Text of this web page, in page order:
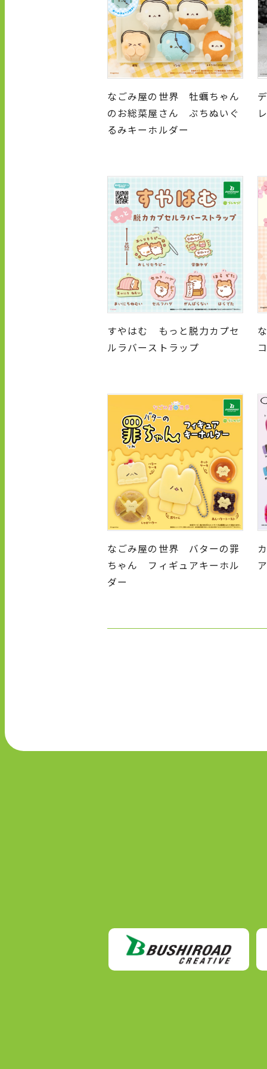
なごみ屋の世界 牡蠣ちゃん
のお総菜屋さん ぷちぬいぐ
るみキーホルダー
すやはむ もっと脱力カプセ
ルラバーストラップ
なごみ屋の世界 バターの罪
ちゃん フィギュアキーホル
ダー